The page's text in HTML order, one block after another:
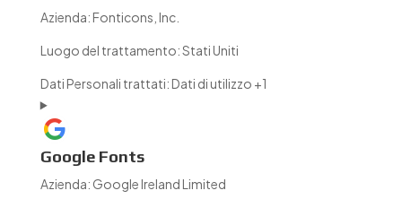
Azienda:Fonticons, Inc.
Luogo del trattamento:Stati Uniti
Dati Personali trattati:Dati di utilizzo +1
Google Fonts
Azienda: Google Ireland Limited